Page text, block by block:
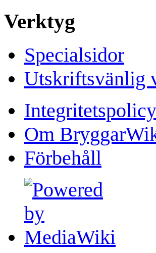
Verktyg
Specialsidor
Utskriftsvänlig
Integritetspolicy
Om
Förbehåll